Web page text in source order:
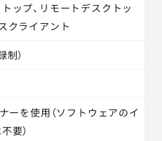
ップ、リモートデスクトッ
クライアント
）
ーを使用（ソフトウェアのイ
要）